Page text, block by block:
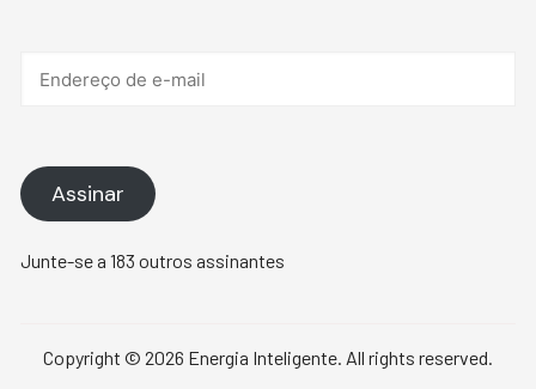
Assinar
Junte-se a 183 outros assinantes
Copyright © 2026 Energia Inteligente. All rights reserved.